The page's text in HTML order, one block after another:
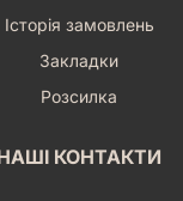
Історія замовлень
Закладки
Розсилка
КОНТАКТИ